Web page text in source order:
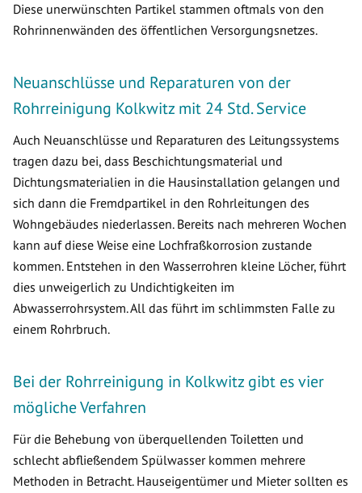
Diese unerwünschten Partikel stammen oftmals von den
Rohrinnenwänden des öffentlichen Versorgungsnetzes.
Neuanschlüsse und Reparaturen von der
Rohrreinigung Kolkwitz mit 24 Std. Service
Auch Neuanschlüsse und Reparaturen des Leitungssystems
tragen dazu bei, dass Beschichtungsmaterial und
Dichtungsmaterialien in die Hausinstallation gelangen und
sich dann die Fremdpartikel in den Rohrleitungen des
Wohngebäudes niederlassen. Bereits nach mehreren Wochen
kann auf diese Weise eine Lochfraßkorrosion zustande
kommen. Entstehen in den Wasserrohren kleine Löcher, führt
dies unweigerlich zu Undichtigkeiten im
Abwasserrohrsystem. All das führt im schlimmsten Falle zu
einem Rohrbruch.
Bei der Rohrreinigung in Kolkwitz gibt es vier
mögliche Verfahren
Für die Behebung von überquellenden Toiletten und
schlecht abfließendem Spülwasser kommen mehrere
Methoden in Betracht. Hauseigentümer und Mieter sollten es